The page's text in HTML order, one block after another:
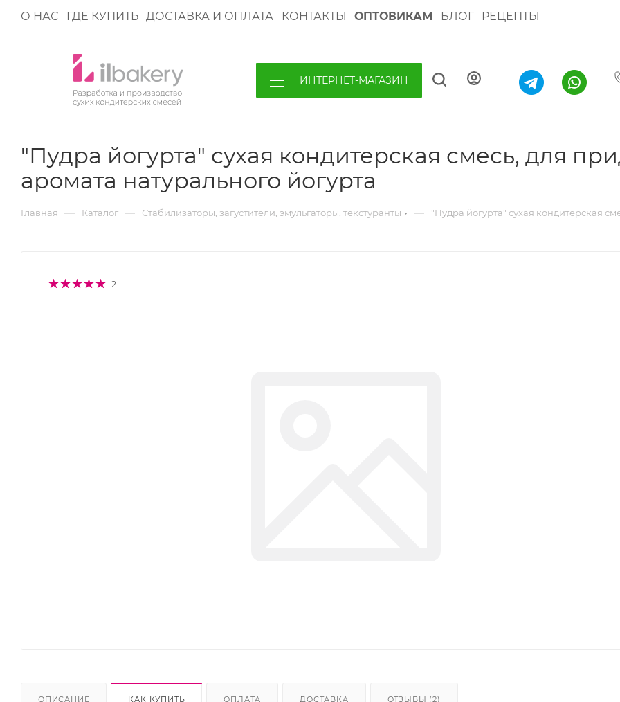
О НАС ГДЕ КУПИТЬ ДОСТАВКА И ОПЛАТА КОНТАКТЫ ОПТОВИКАМ БЛОГ РЕЦЕПТЫ
ИНТЕРНЕТ-МАГАЗИН
"Пудра йогурта" сухая кондитерская смесь, для
аромата натурального йогурта
Главная — Каталог — Стабилизаторы, загустители, эмульгаторы, текстуранты — "Пудра йогурта" сухая кондитерская
2
ОПИСАНИЕ ОТЗЫВЫ (2)
КАК КУПИТЬ ОПЛАТА ДОСТАВКА